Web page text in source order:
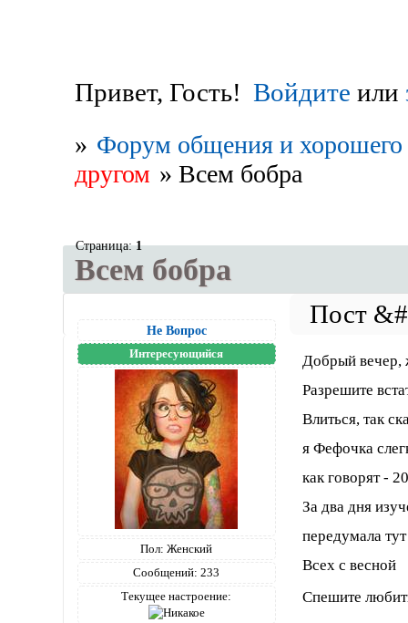
Привет, Гость! Войдите или
» Форум общения и хорошего
другом » Всем бобра
Всем бобра
Страница:1
Не Вопрос
Интересующийся
Пол: Женский
Сообщений: 233
Текущее настроение:
Добрый вечер,
Разрешите
Влиться, так
я Фефочка
как говорят -
За два дня
передумала
Всех с весной
Спешите